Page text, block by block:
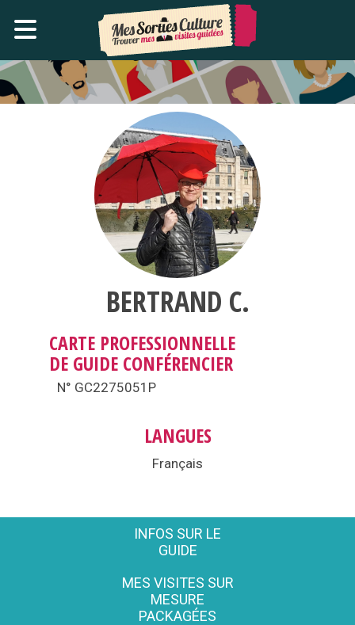
BERTRAND C.
CARTE PROFESSIONNELLE
DE GUIDE CONFÉRENCIER
N° GC2275051P
LANGUES
Français
INFOS SUR LE
GUIDE
MES VISITES SUR
MESURE
PACKAGÉES